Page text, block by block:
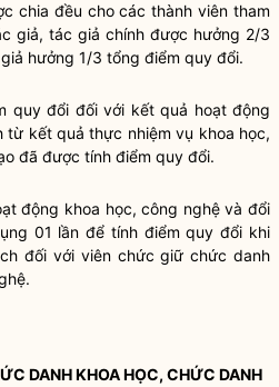
chia đều cho các thành viên tham
giả, tác giả chính được hưởng 2/3
hưởng 1/3 tổng điểm quy đổi.
quy đổi đối với kết quả hoạt động
từ kết quả thực nhiệm vụ khoa học,
đã được tính điểm quy đổi.
động khoa học, công nghệ và đổi
01 lần để tính điểm quy đổi khi
đối với viên chức giữ chức danh
DANH KHOA HỌC, CHỨC DANH